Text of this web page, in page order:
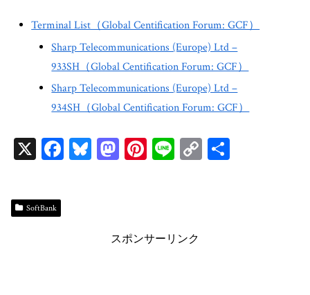
Terminal List（Global Centification Forum: GCF）
Sharp Telecommunications (Europe) Ltd –
933SH（Global Centification Forum: GCF）
Sharp Telecommunications (Europe) Ltd –
934SH（Global Centification Forum: GCF）
X Fa Bl M
n
Pi
t
Li C
SoftBank
スポンサーリンク